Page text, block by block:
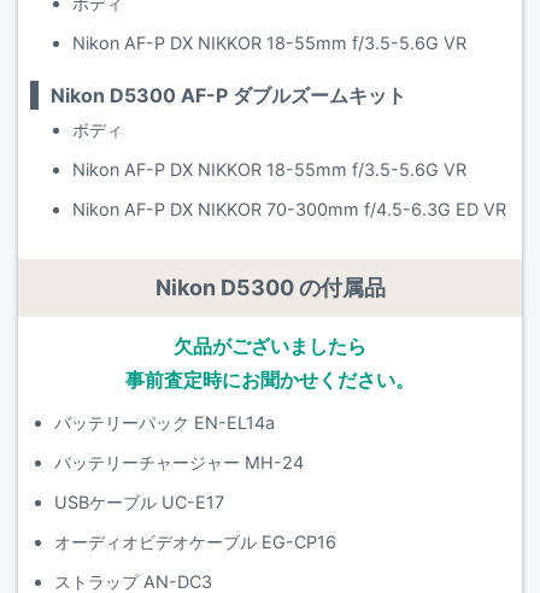
Nikon AF-P DX NIKKOR 18-55mm f/3.5-5.6G VR
Nikon D5300 AF-P ダブルズームキット
ボディ
Nikon AF-P DX NIKKOR 18-55mm f/3.5-5.6G VR
Nikon AF-P DX NIKKOR 70-300mm f/4.5-6.3G ED VR
Nikon D5300 の付属品
欠品がございましたら
事前査定時にお聞かせください。
バッテリーパック EN-EL14a
バッテリーチャージャー MH-24
USBケーブル UC-E17
オーディオビデオケーブル EG-CP16
ストラップ AN-DC3